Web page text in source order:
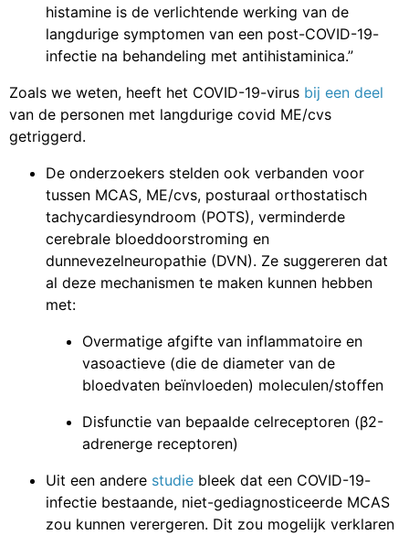
histamine is de verlichtende werking van de
langdurige symptomen van een post-COVID-19-
infectie na behandeling met antihistaminica.”
Zoals we weten, heeft het COVID-19-virus bij een deel
van de personen met langdurige covid ME/cvs
getriggerd.
De onderzoekers stelden ook verbanden voor
tussen MCAS, ME/cvs, posturaal orthostatisch
tachycardiesyndroom (POTS), verminderde
cerebrale bloeddoorstroming en
dunnevezelneuropathie (DVN). Ze suggereren dat
al deze mechanismen te maken kunnen hebben
met:
Overmatige afgifte van inflammatoire en
vasoactieve (die de diameter van de
bloedvaten beïnvloeden) moleculen/stoffen
Disfunctie van bepaalde celreceptoren (β2-
adrenerge receptoren)
Uit een andere studie bleek dat een COVID-19-
infectie bestaande, niet-gediagnosticeerde MCAS
zou kunnen verergeren. Dit zou mogelijk verklaren